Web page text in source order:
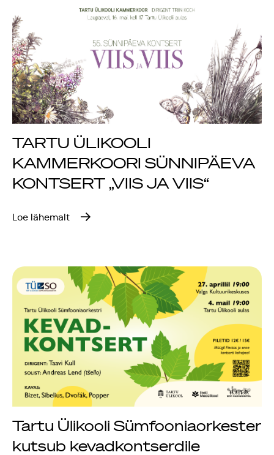
TARTU ÜLIKOOLI
KAMMERKOORI SÜNNIPÄEVA
KONTSERT „VIIS JA VIIS“
Loe lähemalt
Tartu Ülikooli Sümfooniaorkester
kutsub kevadkontserdile